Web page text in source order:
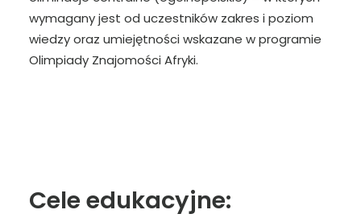
wymagany jest od uczestników zakres i poziom
wiedzy oraz umiejętności wskazane w programie
Olimpiady Znajomości Afryki.
Cele edukacyjne: